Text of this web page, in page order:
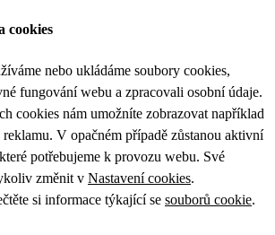
cookies
nebo ukládáme soubory cookies,
fungování webu a zpracovali osobní údaje.
cookies nám umožníte zobrazovat například
V opačném případě zůstanou aktivní
potřebujeme k provozu webu. Své
změnit v Nastavení cookies.
si informace týkající se souborů cookie.